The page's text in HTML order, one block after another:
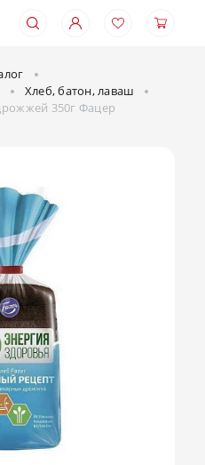
Хлеб, батон, лаваш
350г Фацер